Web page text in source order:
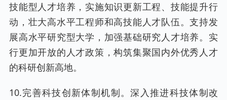
技能型人才培养，实施知识更新工程、技能提升行
动，壮大高水平工程师和高技能人才队伍。支持发
展高水平研究型大学，加强基础研究人才培养。实
行更加开放的人才政策，构筑集聚国内外优秀人才
的科研创新高地。
10.完善科技创新体制机制。深入推进科技体制改